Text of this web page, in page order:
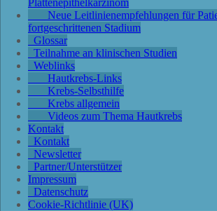
Plattenepithelkarzinom
Neue Leitlinienempfehlungen für
fortgeschrittenen Stadium
Glossar
Teilnahme an klinischen Studien
Weblinks
Hautkrebs-Links
Krebs-Selbsthilfe
Krebs allgemein
Videos zum Thema Hautkrebs
Kontakt
Kontakt
Newsletter
Partner/Unterstützer
Impressum
Datenschutz
Cookie-Richtlinie (UK)